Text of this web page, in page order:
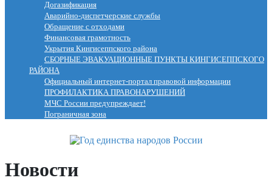
Догазификация
Аварийно-диспетчерские службы
Обращение с отходами
Финансовая грамотность
Укрытия Кингисеппского района
СБОРНЫЕ ЭВАКУАЦИОННЫЕ ПУНКТЫ КИНГИСЕППСКОГО
РАЙОНА
Официальный интернет-портал правовой информации
ПРОФИЛАКТИКА ПРАВОНАРУШЕНИЙ
МЧС России предупреждает!
Пограничная зона
Новости